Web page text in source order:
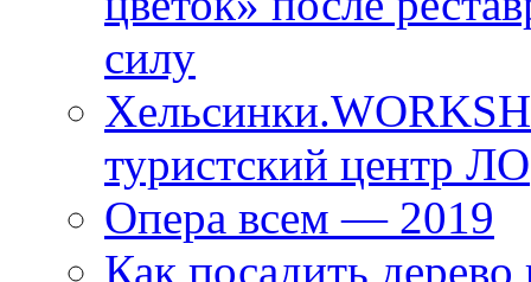
силу
туристский центр ЛО
Опера всем — 2019
Как посадить дерево